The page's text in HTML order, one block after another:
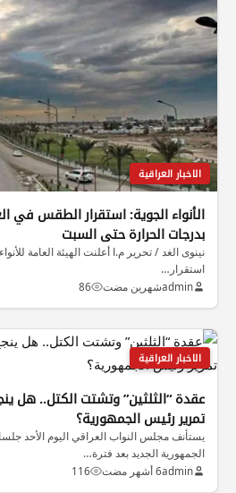
الاخبار العراقية
الأنواء الجوية: استقرار الطقس في
بدرجات الحرارة حتى السبت
نينوى الغد / تحرير م.ا أعلنت الهيئة العامة
استقرار…
adminشهرين مضت 86
الاخبار العراقية
عقدة “الثلثين” وتشتت الكتل.. هل
تمرير رئيس الجمهورية؟
يستأنف مجلس النواب العراقي اليوم الأحد
الجمهورية الجديد بعد فترة…
admin6 أشهر مضت 116